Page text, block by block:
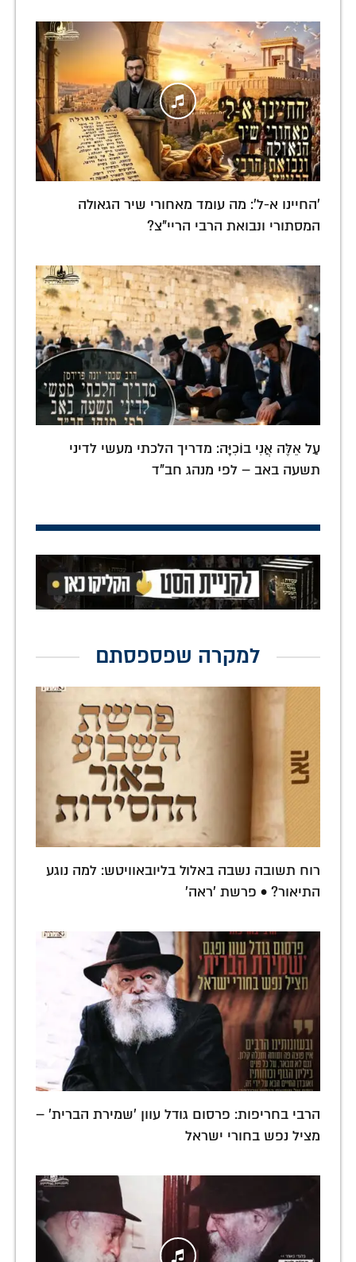
'החיינו א-ל': מה עומד מאחורי שיר הגאולה
המסתורי ונבואת הרבי הריי"צ?
עַל אֵלֶּה אֲנִי בוֹכִיָּה: מדריך הלכתי מעשי לדיני
תשעה באב – לפי מנהג חב"ד
למקרה שפספסתם
רוח תשובה נשבה באלול בליובאוויטש: למה נוגע
התיאור? • פרשת 'ראה'
הרבי בחריפות: פרסום גודל עוון 'שמירת הברית' –
מציל נפש בחורי ישראל